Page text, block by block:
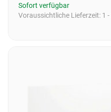
Sofort verfügbar
Voraussichtliche Lieferzeit: 1